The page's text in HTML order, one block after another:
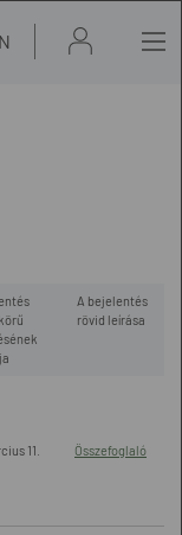
A bejelentés
rövid leírása
11. Összefoglaló